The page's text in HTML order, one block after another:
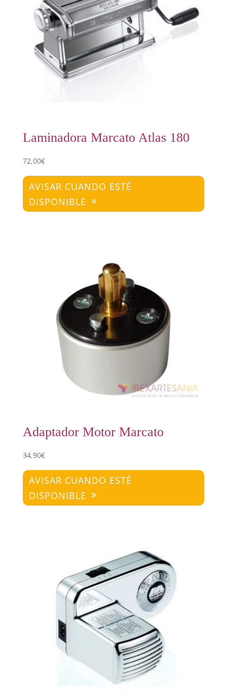
Laminadora Marcato Atlas 180
72,00€
AVISAR CUANDO ESTÉ
DISPONIBLE
Adaptador Motor Marcato
34,90€
AVISAR CUANDO ESTÉ
DISPONIBLE